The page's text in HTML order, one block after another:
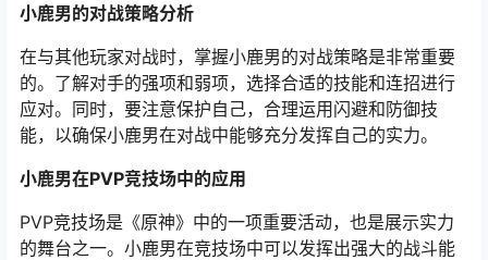
小鹿男的对战策略分析
在与其他玩家对战时，掌握小鹿男的对战策略是非常重要
的。了解对手的强项和弱项，选择合适的技能和连招进行
应对。同时，要注意保护自己，合理运用闪避和防御技
能，以确保小鹿男在对战中能够充分发挥自己的实力。
小鹿男在PVP竞技场中的应用
PVP竞技场是《原神》中的一项重要活动，也是展示实力
的舞台之一。小鹿男在竞技场中可以发挥出强大的战斗能